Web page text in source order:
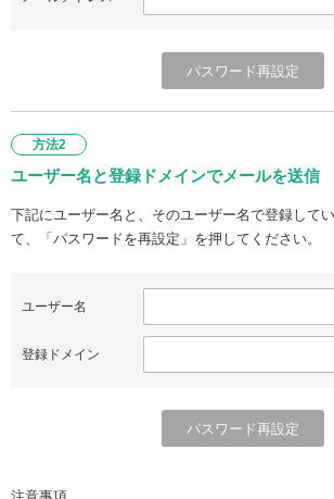
方法2
ユーザー名と登録ドメインでメールを送信
下記にユーザー名と、そのユーザー名で登録して
て、「パスワードを再設定」を押してください。
ユーザー名
登録ドメイン